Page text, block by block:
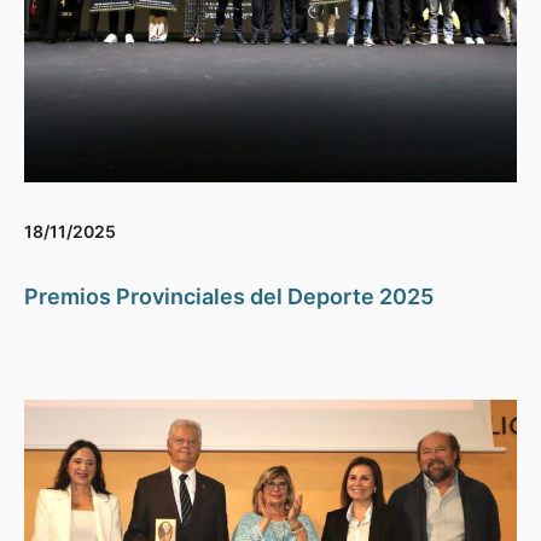
18/11/2025
Premios Provinciales del Deporte 2025